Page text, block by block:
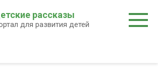
рассказы
для развития детей